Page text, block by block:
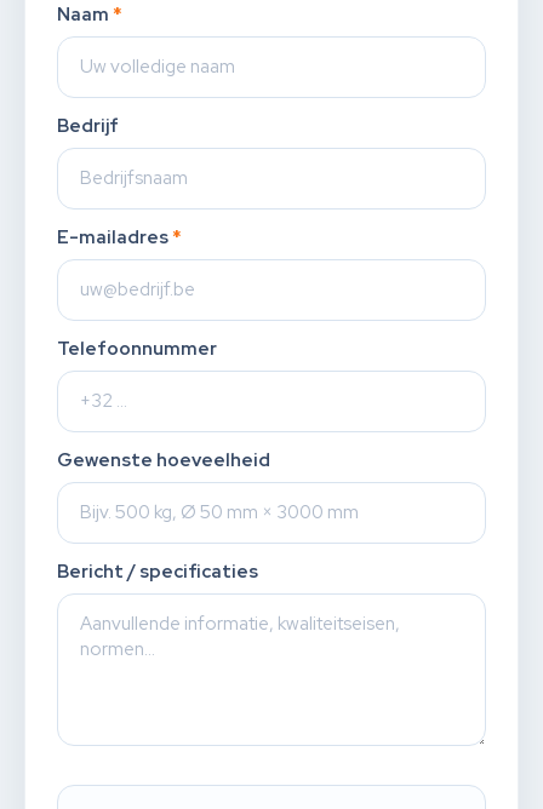
Naam *
Bedrijf
E-mailadres *
Telefoonnummer
Gewenste hoeveelheid
Bericht / specificaties